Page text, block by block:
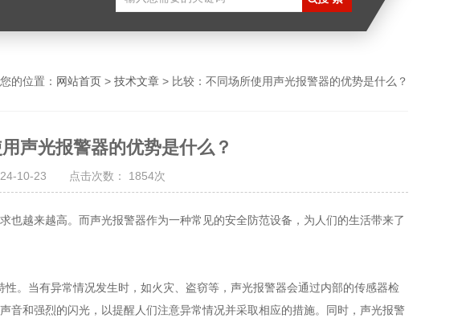
您的位置： 网站首页 > 技术文章 > 比较：不同场所使用声光报警器的优势是什么？
声光报警器的优势是什么？
10-23 点击次数： 1854次
越来越高。而声光报警器作为一种常见的安全防范设备，为人们的生活带来了
当有异常情况发生时，如火灾、盗窃等，声光报警器会通过内部的传感器检
音和强烈的闪光，以提醒人们注意异常情况并采取相应的措施。同时，声光报警